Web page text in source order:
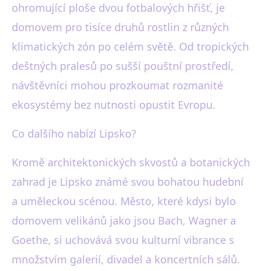
ohromující ploše dvou fotbalových hřišť, je
domovem pro tisíce druhů rostlin z různých
klimatických zón po celém světě. Od tropických
deštných pralesů po sušší pouštní prostředí,
návštěvníci mohou prozkoumat rozmanité
ekosystémy bez nutnosti opustit Evropu.
Co dalšího nabízí Lipsko?
Kromě architektonických skvostů a botanických
zahrad je Lipsko známé svou bohatou hudební
a uměleckou scénou. Město, které kdysi bylo
domovem velikánů jako jsou Bach, Wagner a
Goethe, si uchovává svou kulturní vibrance s
množstvím galerií, divadel a koncertních sálů.